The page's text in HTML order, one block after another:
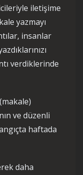
iletişime
yazmayı
insanlar
verdiklerinde
ve düzenli
haftada
daha